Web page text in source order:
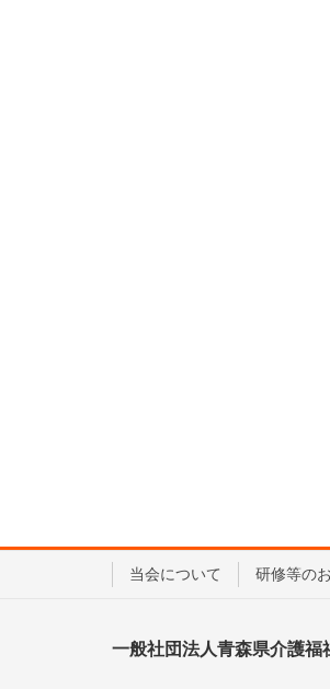
当会について 研修等の
一般社団法人青森県介護福